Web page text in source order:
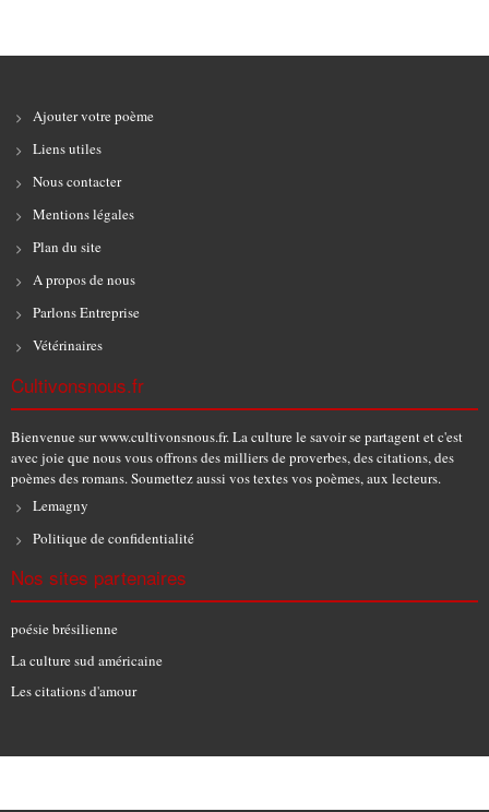
Ajouter votre poème
Liens utiles
Nous contacter
Mentions légales
Plan du site
A propos de nous
Parlons Entreprise
Vétérinaires
Cultivonsnous.fr
Bienvenue sur www.cultivonsnous.fr. La culture le savoir se partagent et c'est
avec joie que nous vous offrons des milliers de proverbes, des citations, des
poèmes des romans. Soumettez aussi vos textes vos poèmes, aux lecteurs.
Lemagny
Politique de confidentialité
Nos sites partenaires
poésie brésilienne
La culture sud américaine
Les citations d'amour